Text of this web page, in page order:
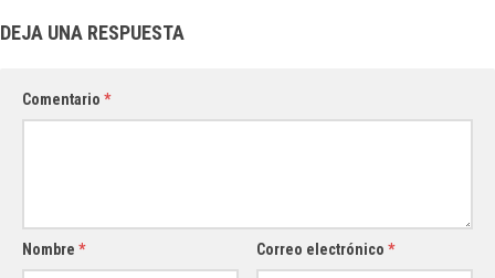
DEJA UNA RESPUESTA
Comentario *
Nombre * Correo electrónico*